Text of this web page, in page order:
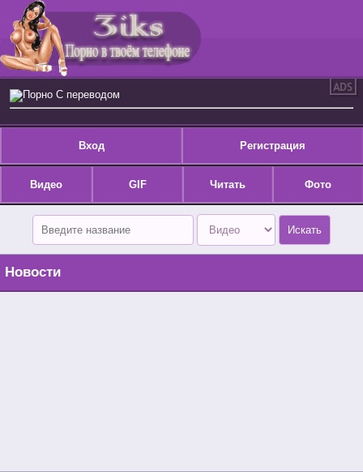
Порно С переводом
Вход Регистрация
Видео GIF Читать Фото
Новости